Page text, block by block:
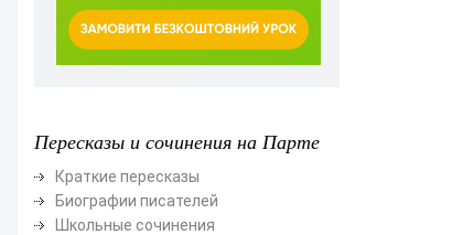
Пересказы и сочинения на Парте
Краткие пересказы
Биографии писателей
Школьные сочинения